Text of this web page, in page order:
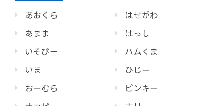
あおくら
あまま
いそぴー
いま
おーむら
はせがわ
はっし
ハムくま
ひじー
ピンキー